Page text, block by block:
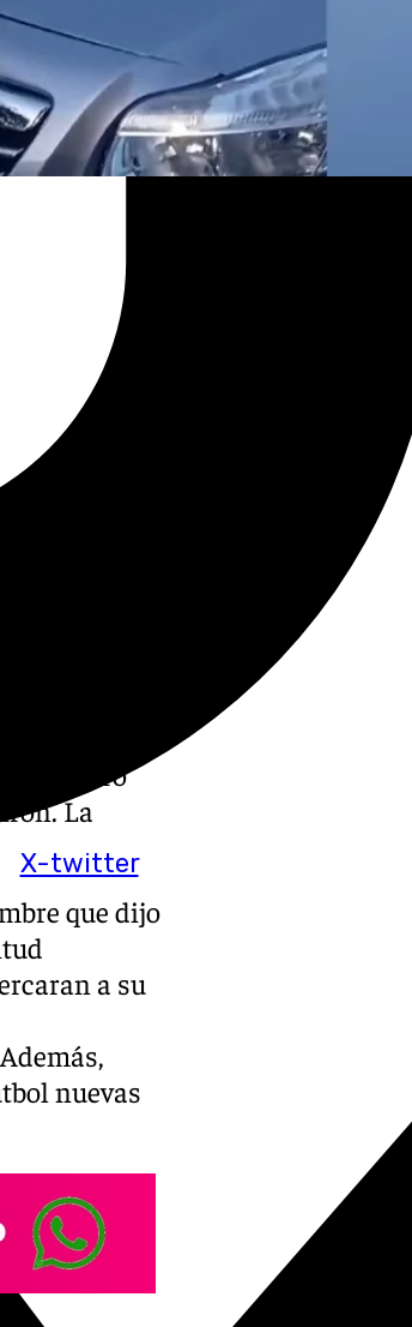
X-twitter
través de
hijo y otro
La
que dijo
a su
nuevas